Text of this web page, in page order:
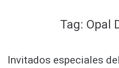
Tag: Opal
Invitados especiales